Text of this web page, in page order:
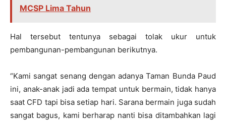
MCSP Lima Tahun
Hal tersebut tentunya sebagai tolak ukur untuk
pembangunan-pembangunan berikutnya.
“Kami sangat senang dengan adanya Taman Bunda Paud
ini, anak-anak jadi ada tempat untuk bermain, tidak hanya
saat CFD tapi bisa setiap hari. Sarana bermain juga sudah
sangat bagus, kami berharap nanti bisa ditambahkan lagi